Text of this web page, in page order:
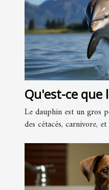
Qu'est-ce que
Le dauphin est un gros
des cétacés, carnivore,